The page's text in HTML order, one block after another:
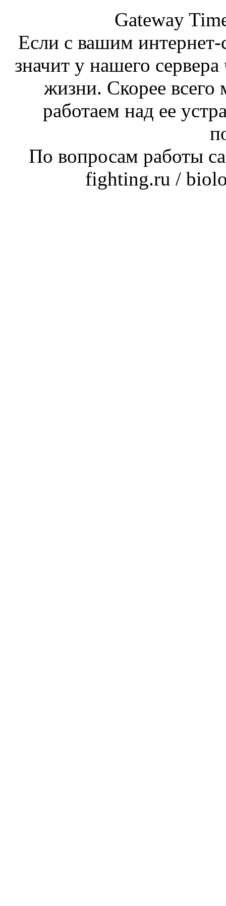
Gateway
Если с вашим интернет-
значит у нашего
жизни. Скорее
работаем над ее
По вопросам работы
fighting.ru /